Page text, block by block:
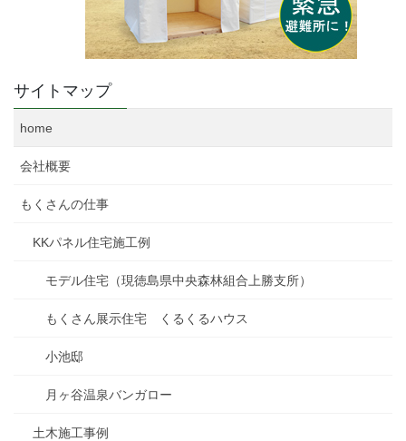
サイトマップ
home
会社概要
もくさんの仕事
KKパネル住宅施工例
モデル住宅（現徳島県中央森林組合上勝支所）
もくさん展示住宅 くるくるハウス
小池邸
月ヶ谷温泉バンガロー
土木施工事例